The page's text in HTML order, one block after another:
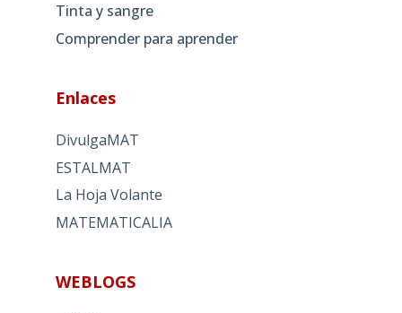
Tinta y sangre
Comprender para aprender
Enlaces
DivulgaMAT
ESTALMAT
La Hoja Volante
MATEMATICALIA
WEBLOGS